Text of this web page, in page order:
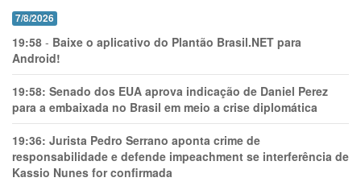
7/8/2026
19:58 - Baixe o aplicativo do Plantão Brasil.NET para
Android!
19:58: Senado dos EUA aprova indicação de Daniel Perez
para a embaixada no Brasil em meio a crise diplomática
19:36: Jurista Pedro Serrano aponta crime de
responsabilidade e defende impeachment se interferência de
Kassio Nunes for confirmada